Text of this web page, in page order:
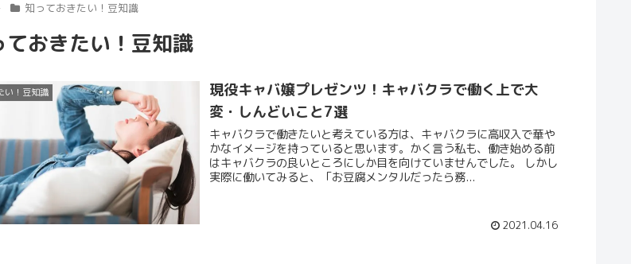
知っておきたい！豆知識
ておきたい！豆知識
い！豆知識
現役キャバ嬢プレゼンツ！キャバクラで働く上で大
変・しんどいこと7選
キャバクラで働きたいと考えている方は、キャバクラに高収入で華や
かなイメージを持っていると思います。かく言う私も、働き始める前
はキャバクラの良いところにしか目を向けていませんでした。 しかし
実際に働いてみると、「お豆腐メンタルだったら務...
2021.04.16